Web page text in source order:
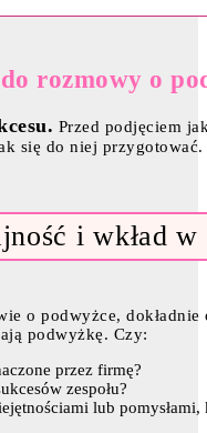
rozmowy o
Przed podjęciem
się do niej przygotować.
i wkład
o podwyżce,
podwyżkę. Czy:
przez firmę?
zespołu?
lub